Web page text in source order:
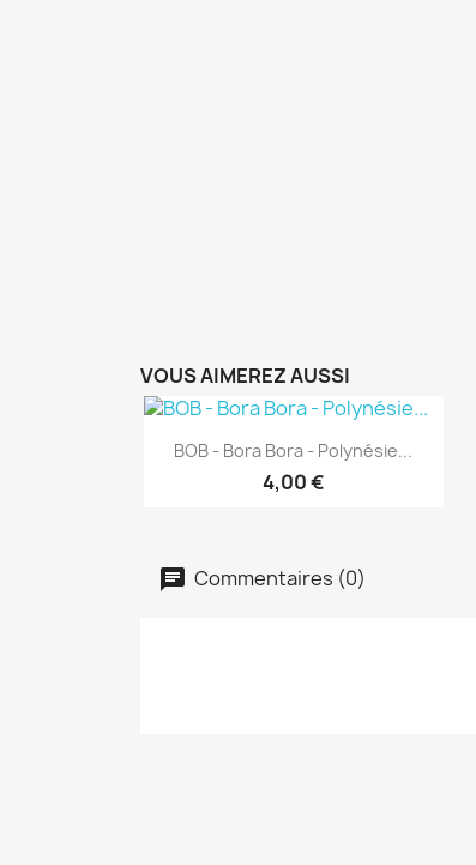
VOUS AIMEREZ AUSSI
Aperçu rapide
BOB - Bora Bora - Polynésie...
4,00 €
Commentaires (0)